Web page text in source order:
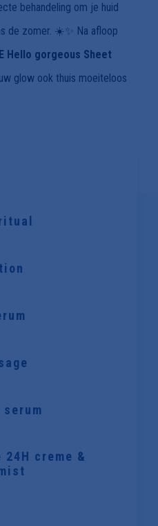
behandeling om je huid
de zomer. ☀️✨ Na afloop
Hello gorgeous Sheet
glow ook thuis moeiteloos
creme &